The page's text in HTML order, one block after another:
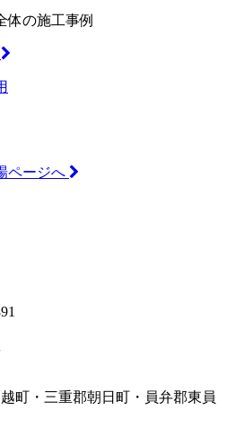
体の施工事例
ページへ
町・三重郡朝日町・員弁郡東員